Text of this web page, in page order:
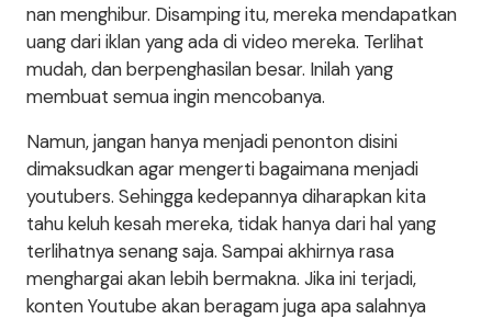
nan menghibur. Disamping itu, mereka mendapatkan
uang dari iklan yang ada di video mereka. Terlihat
mudah, dan berpenghasilan besar. Inilah yang
membuat semua ingin mencobanya.
Namun, jangan hanya menjadi penonton disini
dimaksudkan agar mengerti bagaimana menjadi
youtubers. Sehingga kedepannya diharapkan kita
tahu keluh kesah mereka, tidak hanya dari hal yang
terlihatnya senang saja. Sampai akhirnya rasa
menghargai akan lebih bermakna. Jika ini terjadi,
konten Youtube akan beragam juga apa salahnya